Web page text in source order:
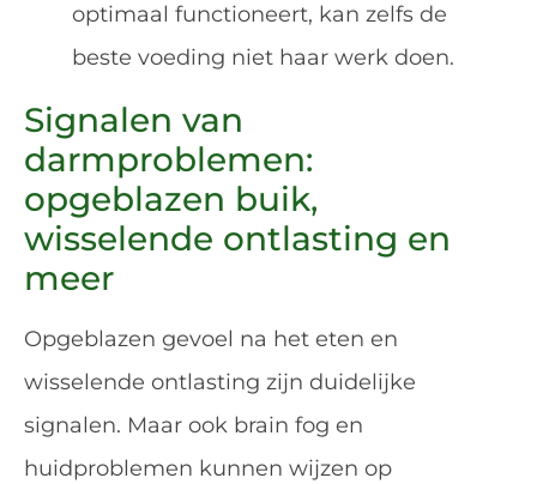
optimaal functioneert, kan zelfs de
beste voeding niet haar werk doen.
Signalen van
darmproblemen:
opgeblazen buik,
wisselende ontlasting en
meer
Opgeblazen gevoel na het eten en
wisselende ontlasting zijn duidelijke
signalen. Maar ook brain fog en
huidproblemen kunnen wijzen op